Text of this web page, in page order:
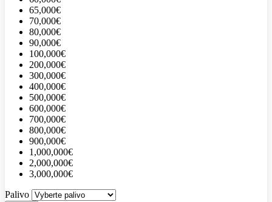
65,000€
70,000€
80,000€
90,000€
100,000€
200,000€
300,000€
400,000€
500,000€
600,000€
700,000€
800,000€
900,000€
1,000,000€
2,000,000€
3,000,000€
Palivo